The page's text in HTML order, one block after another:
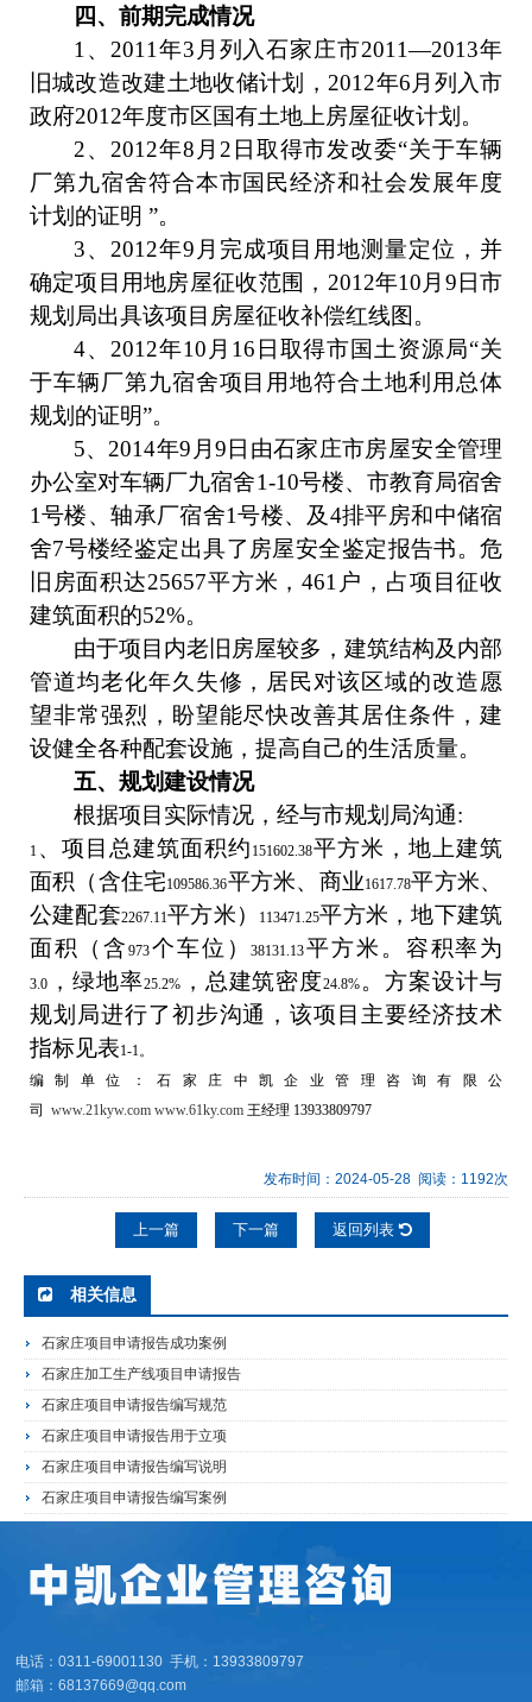
四、前期完成情况
1 、 2011 年3 月列入石家庄市2011—2013年
旧城改造改建土地收储计划， 2012年6 月列入市
政府2012年度市区国有土地上房屋征收计划。
2、 2012年8 月 2 日取得市发改委“关于车辆
厂第九宿舍符合本市国民经济和社会发展年度
计划的证明 ”。
3、 2012年9 月完成项目用地测量定位，并
确定项目用地房屋征收范围， 2012年10 月 9日市
规划局出具该项目房屋征收补偿红线图。
4、 2012年10 月 16 日取得市国土资源局“关
于车辆厂第九宿舍项目用地符合土地利用总体
规划的证明”。
5、 2014年9 月9日由石家庄市房屋安全管理
办公室对车辆厂九宿舍1-10号楼、市教育局宿舍
1号楼、轴承厂宿舍1号楼、及4排平房和中储宿
舍7号楼经鉴定出具了房屋安全鉴定报告书。危
旧房面积达25657平方米，461 户，占项目征收
建筑面积的52%。
由于项目内老旧房屋较多，建筑结构及内部
管道均老化年久失修，居民对该区域的改造愿
望非常强烈，盼望能尽快改善其居住条件，建
设健全各种配套设施，提高自己的生活质量。
五、规划建设情况
根据项目实际情况，经与市规划局沟通:
1 、项目总建筑面积约 151602.38平方米，地上建筑
面积（含住宅109586.36平方米、商业1617.78平方米、
公建配套2267.11平方米） 113471.25平方米，地下建筑
面积（含973个车位）38131.13平方米。容积率为
3.0，绿地率25.2%，总建筑密度24.8% 。方案设计与
规划局进行了初步沟通，该项目主要经济技术
指标见表1-1。
编制单位：石家庄中凯企业管理咨询有限公
司 www.21kyw.com www.61ky.com王经理 13933809797
发布时间：2024-05-28 阅读：1192次
上一篇 下一篇 返回列表
相关信息
石家庄项目申请报告成功案例
石家庄加工生产线项目申请报告
石家庄项目申请报告编写规范
石家庄项目申请报告用于立项
石家庄项目申请报告编写说明
石家庄项目申请报告编写案例
电话：0311-69001130 手机：13933809797
邮箱：68137669@qq.com